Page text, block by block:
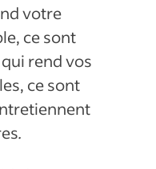
votre
ce sont
rend vos
ce sont
.